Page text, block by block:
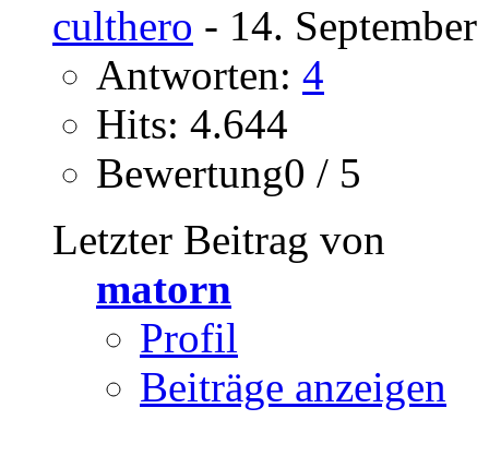
culthero - 14.
Antworten: 4
Hits: 4.644
Bewertung0 / 5
Letzter Beitrag von
matorn
Profil
Beiträge anzeigen